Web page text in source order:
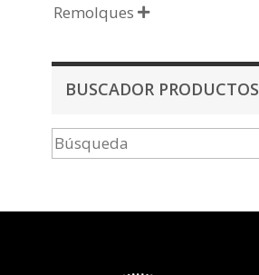
Remolques 
BUSCADOR PRODUCTOS